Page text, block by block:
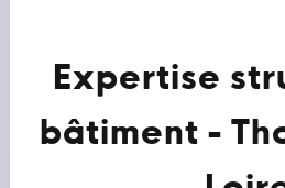
Expertise
bâtiment -